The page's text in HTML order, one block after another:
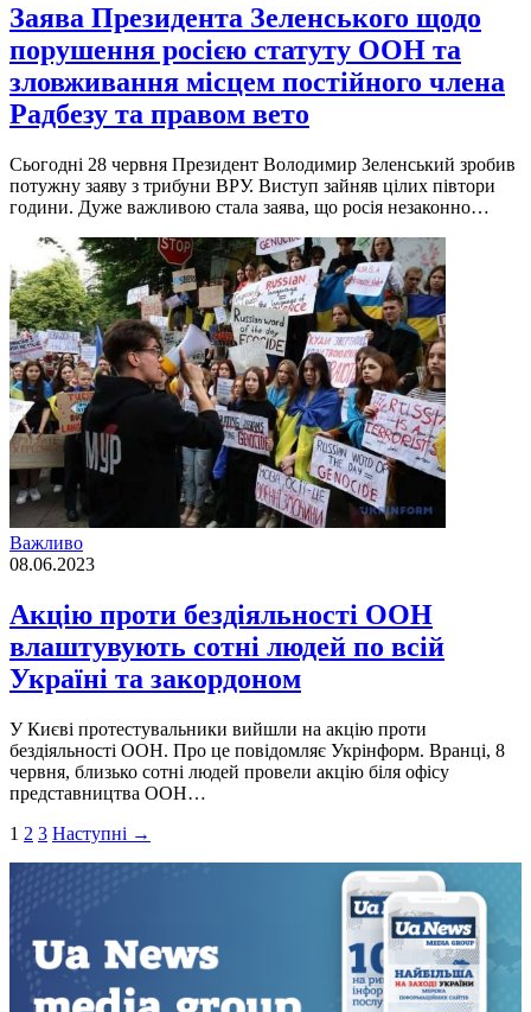
Заява Президента Зеленського щодо
порушення росією статуту ООН та
зловживання місцем постійного члена
Радбезу та правом вето
Сьогодні 28 червня Президент Володимир Зеленський зробив
потужну заяву з трибуни ВРУ. Виступ зайняв цілих півтори
години. Дуже важливою стала заява, що росія незаконно…
Важливо
08.06.2023
Акцію проти бездіяльності ООН
влаштувують сотні людей по всій
Україні та закордоном
У Києвi протестувальники вийшли на акцiю проти
бездiяльностi ООН. Про це повiдомляє Укрiнформ. Вранцi, 8
червня, близько сотнi людей провели акцiю бiля офiсу
представництва ООН…
Пагінація
записів
1 2 3 Наступні →